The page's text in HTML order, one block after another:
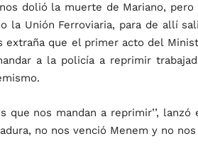
dolió la muerte de Mariano,
la Unión Ferroviaria, para de allí
extraña que el primer acto del
a la policía a reprimir
que nos mandan a reprimir’’,
no nos venció Menem y no nos